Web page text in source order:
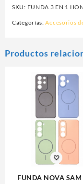
SKU: FUNDA 3 EN 1
Categorías:Accesorios
Productos
FUNDA NOVA